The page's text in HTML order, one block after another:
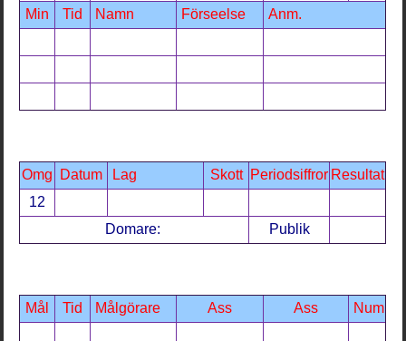
Min Tid Namn Förseelse Anm.
Omg Datum Lag Skott Periodsiffror Resultat
12
Domare:
Publik
Mål Tid Målgörare Ass Ass Num